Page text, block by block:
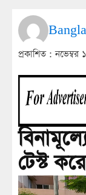
প্রকাশিত :
টেস্ট